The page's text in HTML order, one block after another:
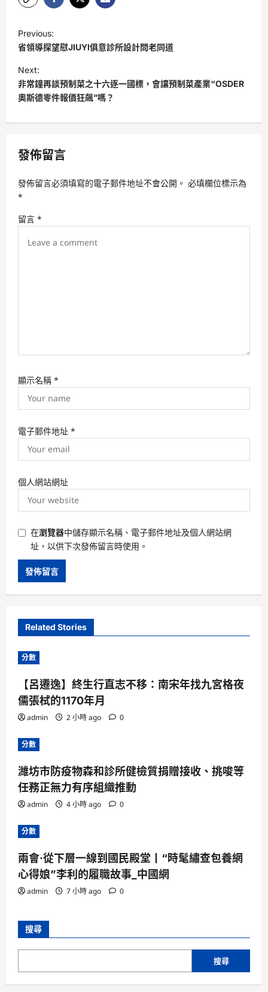
o
s
t
n
a
i
a
t
i
Previous:
省領導探望慰JIUYI俱意診所設計問老同道
Next:
非常鐘再談預制菜之十六逐一國標，會讓預制菜產業“OSDER
奧斯德零件報價狂飆”嗎？
發佈留言
發佈留言必須填寫的電子郵件地址不會公開。 必填欄位標示為
*
留言 *
顯示名稱 *
電子郵件地址 *
個人網站網址
在瀏覽器中儲存顯示名稱、電子郵件地址及個人網站網
址，以供下次發佈留言時使用。
Related Stories
分數
【呂遷逸】終生行直志不移：南宋年找九宮格夜
儒張栻的1170年月
admin 2 小時 ago 0
分數
濰坊市防疫物森和診所健檢質捐贈接收、挑唆等
任務正無力有序組織推動
admin 4 小時 ago 0
分數
兩會·從下層一線到國民殿堂丨“時髦繡查包養網
心得娘”李利的履職故事_中國網
admin 7 小時 ago 0
搜尋
搜尋